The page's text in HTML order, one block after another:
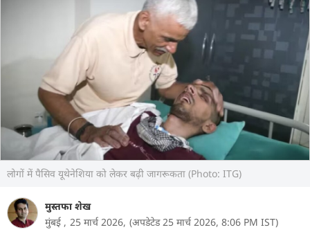
लोगों में पैसिव यूथेनेशिया को लेकर बढ़ी जागरूकता (Photo: ITG)
मुस्तफा शेख
मुंबई , 25 मार्च 2026, (अपडेटेड 25 मार्च 2026, 8:06 PM IST)